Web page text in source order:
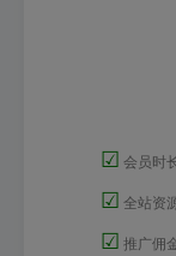
☑ 会员时
☑ 全站资
☑ 推广佣